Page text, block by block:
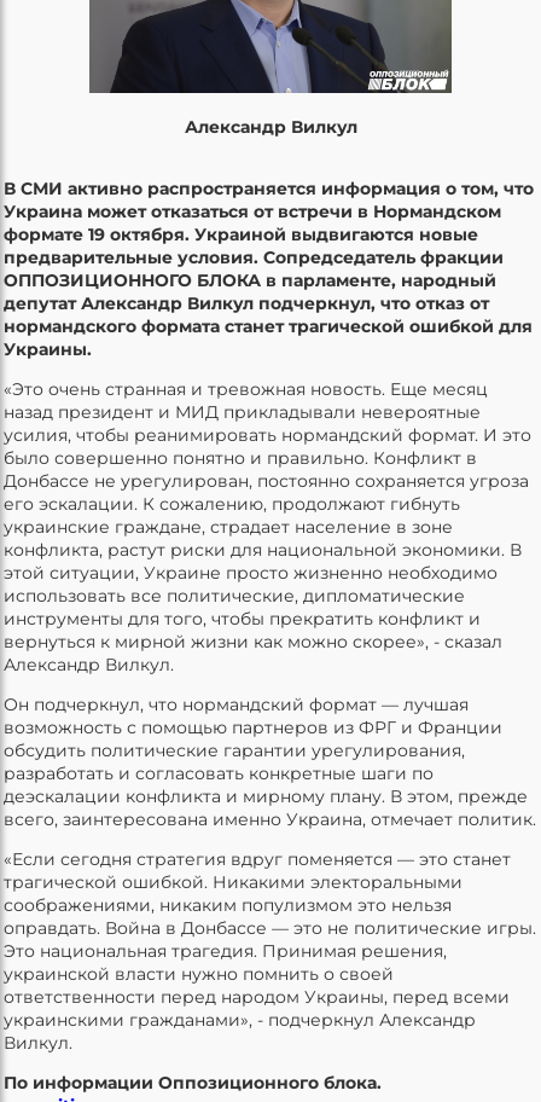
Александр Вилкул
В СМИ активно распространяется информация о том, что
Украина может отказаться от встречи в Нормандском
формате 19 октября. Украиной выдвигаются новые
предварительные условия. Сопредседатель фракции
ОППОЗИЦИОННОГО БЛОКА в парламенте, народный
депутат Александр Вилкул подчеркнул, что отказ от
нормандского формата станет трагической ошибкой для
Украины.
«Это очень странная и тревожная новость. Еще месяц
назад президент и МИД прикладывали невероятные
усилия, чтобы реанимировать нормандский формат. И это
было совершенно понятно и правильно. Конфликт в
Донбассе не урегулирован, постоянно сохраняется угроза
его эскалации. К сожалению, продолжают гибнуть
украинские граждане, страдает население в зоне
конфликта, растут риски для национальной экономики. В
этой ситуации, Украине просто жизненно необходимо
использовать все политические, дипломатические
инструменты для того, чтобы прекратить конфликт и
вернуться к мирной жизни как можно скорее», - сказал
Александр Вилкул.
Он подчеркнул, что нормандский формат — лучшая
возможность с помощью партнеров из ФРГ и Франции
обсудить политические гарантии урегулирования,
разработать и согласовать конкретные шаги по
деэскалации конфликта и мирному плану. В этом, прежде
всего, заинтересована именно Украина, отмечает политик.
«Если сегодня стратегия вдруг поменяется — это станет
трагической ошибкой. Никакими электоральными
соображениями, никаким популизмом это нельзя
оправдать. Война в Донбассе — это не политические игры.
Это национальная трагедия. Принимая решения,
украинской власти нужно помнить о своей
ответственности перед народом Украины, перед всеми
украинскими гражданами», - подчеркнул Александр
Вилкул.
По информации Оппозиционного блока.